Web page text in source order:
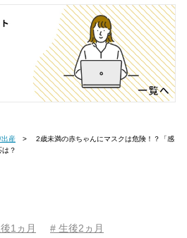
出産
？
1ヵ月
# 生後2ヵ月